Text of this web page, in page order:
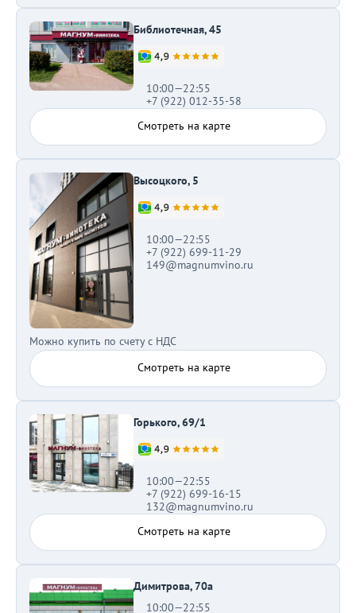
Библиотечная, 45
10:00—22:55
+7 (922) 012-35-58
Смотреть на карте
Высоцкого, 5
10:00—22:55
+7 (922) 699-11-29
149@magnumvino.ru
Можно купить по счету с НДС
Смотреть на карте
Горького, 69/1
10:00—22:55
+7 (922) 699-16-15
132@magnumvino.ru
Смотреть на карте
Димитрова, 70а
10:00—22:55